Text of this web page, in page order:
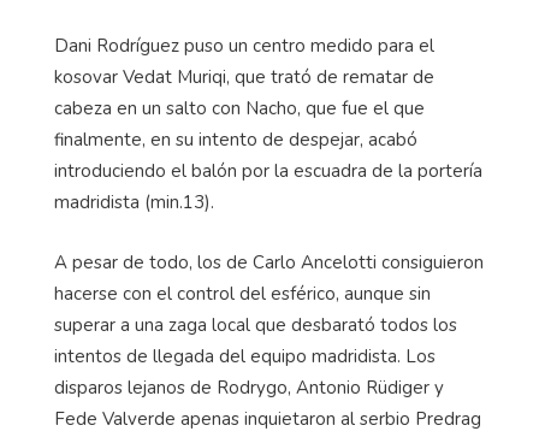
Dani Rodríguez puso un centro medido para el
kosovar Vedat Muriqi, que trató de rematar de
cabeza en un salto con Nacho, que fue el que
finalmente, en su intento de despejar, acabó
introduciendo el balón por la escuadra de la portería
madridista (min.13).
A pesar de todo, los de Carlo Ancelotti consiguieron
hacerse con el control del esférico, aunque sin
superar a una zaga local que desbarató todos los
intentos de llegada del equipo madridista. Los
disparos lejanos de Rodrygo, Antonio Rüdiger y
Fede Valverde apenas inquietaron al serbio Predrag